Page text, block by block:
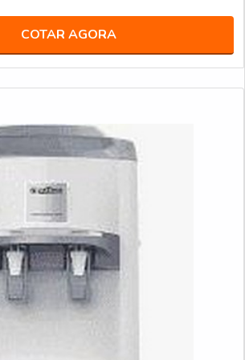
em uma matriz, esses pré-
para capturar uma ampla
sintéticos, estes filtros têm uma
maior devido ao seu design
melhora a capacidade de captura
Carvão Ativado: os filtros de carvão
podem atuar como pré-filtros ao
maiores, ajudando a proteger os
de filtragem mais sensíveis
COTAR AGORA